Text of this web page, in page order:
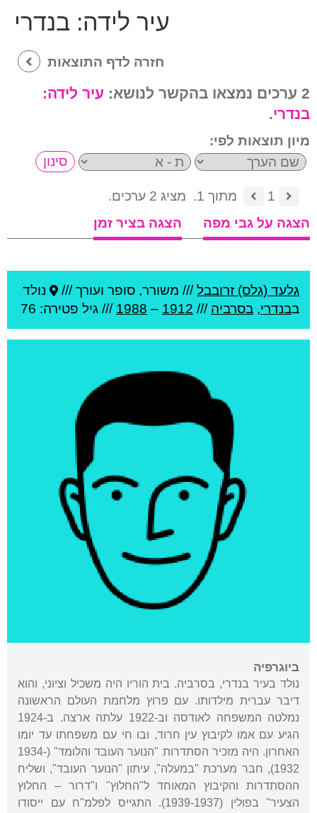
עיר לידה: בנדרי
חזרה לדף התוצאות
2 ערכים נמצאו בהקשר לנושא:
עיר לידה:
בנדרי.
מיון תוצאות לפי:
1 מתוך 1.
מציג 2 ערכים.
הצגה על גבי מפה
הצגה בציר זמן
גלעד (גלס) זרובבל/// משורר, סופר ועורך ///
נולד
בבנדרי, בסרביה ///
1912
–
1988 /// גיל פטירה: 76
ביוגרפיה
נולד בעיר בנדרי, בסרביה. בית הוריו היה משכיל וציוני, והוא
דיבר עברית מילדותו. עם פרוץ מלחמת העולם הראשונה
נמלטה המשפחה לאודסה וב-1922 עלתה ארצה. ב-1924
הגיע עם אמו לקיבוץ עין חרוד, ובו חי עם משפחתו עד יומו
האחרון. היה מזכיר הסתדרות "הנוער העובד והלומד" (1934-
1932), חבר מערכת "במעלה", עיתון "הנוער העובד", ושליח
ההסתדרות והקיבוץ המאוחד ל"החלוץ" ו"דרור – החלוץ
הצעיר" בפולין (1939-1937). התגייס לפלמ"ח עם ייסודו